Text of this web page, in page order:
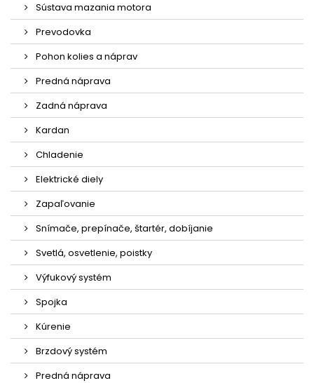
Sústava mazania motora
Prevodovka
Pohon kolies a náprav
Predná náprava
Zadná náprava
Kardan
Chladenie
Elektrické diely
Zapaľovanie
Snímače, prepínače, štartér, dobíjanie
Svetlá, osvetlenie, poistky
Výfukový systém
Spojka
Kúrenie
Brzdový systém
Predná náprava